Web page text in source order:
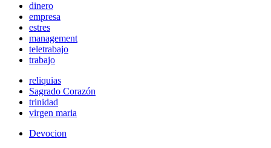
dinero
empresa
estres
management
teletrabajo
trabajo
reliquias
Sagrado Corazón
trinidad
virgen maria
Devocion